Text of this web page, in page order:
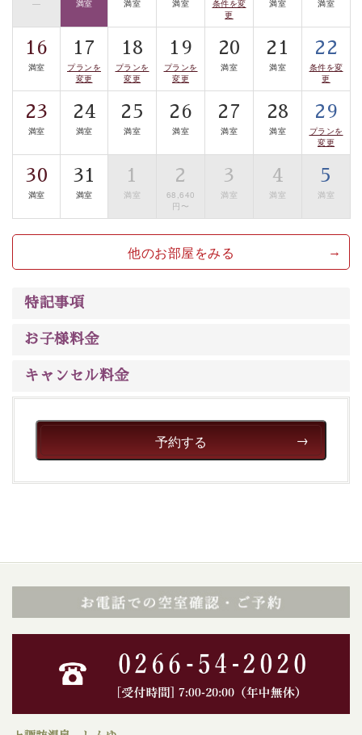
■諏訪大社4社を巡る無料参拝バス
豊富な知識を持ったドライバー兼ガイドが諏訪大社をご
案内します。 事前ご予約制ですので、ご利用ご希望の方
は【3日前まで】にお電話ください。
※交通規制などにより運行できない日がございます
※年末年始及び御柱祭前後は運行しておりません
以上がプラン内容です。
上諏訪温泉“しんゆ”なら諏訪大社など歴史ある諏訪の街
で心癒されます。
清らかな源泉、自然の恵みあるお食事、諏訪湖に包まれ
るお部屋、 大人のたしなみを感じていただける、美しく
癒される宿で贅沢に幸せのときを安心してお過ごしくだ
— 満室 満室 満室
条件を変
更
満室 満室
16
満室
17
プランを
変更
18
プランを
変更
19
プランを
変更
20
満室
21
満室
22
条件を変
更
23
満室
24
満室
25
満室
26
満室
27
満室
28
満室
29
プランを
変更
30
満室
31
満室
1
満室
2
68,640
円〜
3
満室
4
満室
5
満室
他のお部屋をみる
特記事項
お子様料金
キャンセル料金
予約する